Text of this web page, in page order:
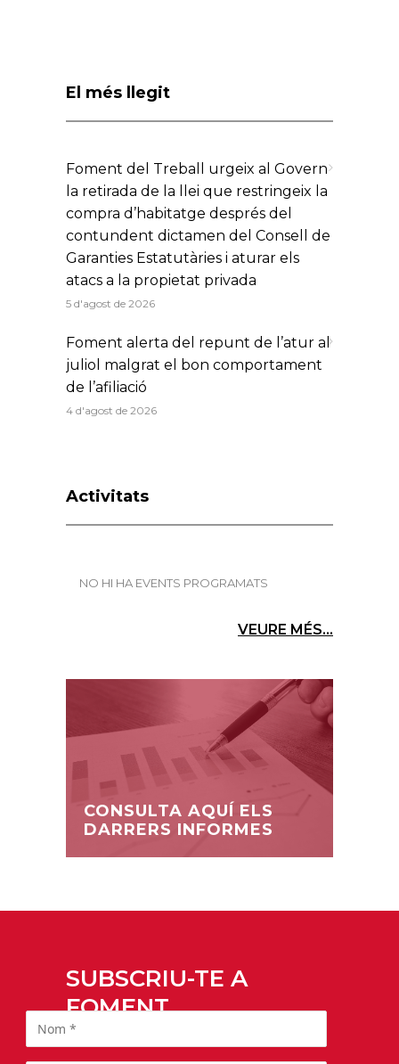
El més llegit
Foment del Treball urgeix al Govern
la retirada de la llei que restringeix la
compra d’habitatge després del
contundent dictamen del Consell de
Garanties Estatutàries i aturar els
atacs a la propietat privada
5 d'agost de 2026
Foment alerta del repunt de l’atur al
juliol malgrat el bon comportament
de l’afiliació
4 d'agost de 2026
Activitats
NO HI HA EVENTS PROGRAMATS
VEURE MÉS...
CONSULTA AQUÍ ELS
DARRERS INFORMES
SUBSCRIU-TE A
FOMENT